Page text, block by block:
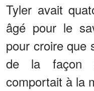
Tyler avait
âgé pour le
pour croire que
de la façon
comportait à la